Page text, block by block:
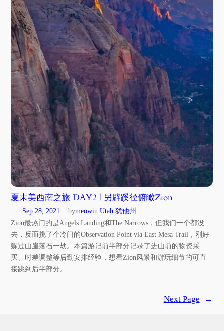
夏末美西南之旅 DAY2 | 另辟蹊径俯瞰Zion
Sep 28, 2021—bymeowin Utah 犹他州
Zion最热门的是Angels Landing和The Narrows，但我们一个都没
去，反而挑了个冷门的Observation Point via East Mesa Trail，刚好
躲过山崖落石一劫。本篇游记前半部分记录了进山前的物资采
买、时差调整等后勤安排经验，想看Zion风景和游玩细节的可直
接跳到后半部分。
Next Page →